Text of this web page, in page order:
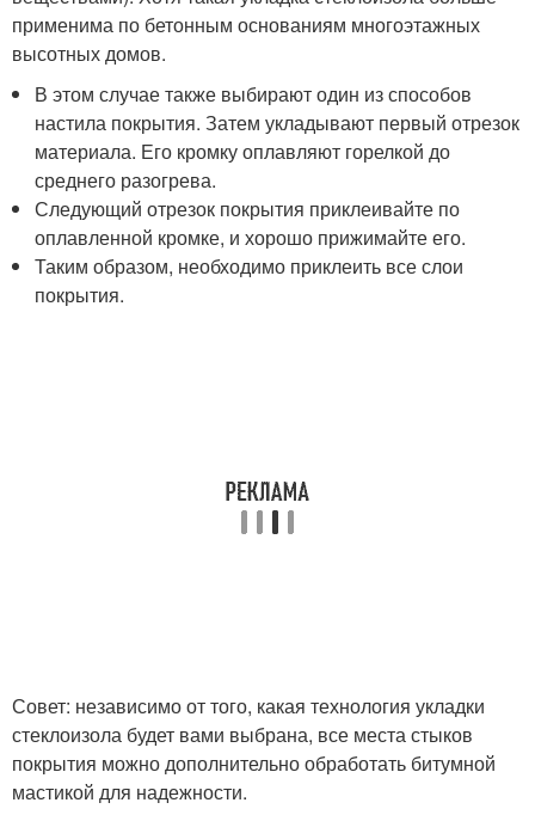
применима по бетонным основаниям многоэтажных
высотных домов.
В этом случае также выбирают один из способов
настила покрытия. Затем укладывают первый отрезок
материала. Его кромку оплавляют горелкой до
среднего разогрева.
Следующий отрезок покрытия приклеивайте по
оплавленной кромке, и хорошо прижимайте его.
Таким образом, необходимо приклеить все слои
покрытия.
Совет: независимо от того, какая технология укладки
стеклоизола будет вами выбрана, все места стыков
покрытия можно дополнительно обработать битумной
мастикой для надежности.